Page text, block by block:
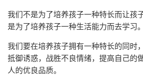
我们不是为了培养孩子一种特长而让孩
是为了培养孩子一种生活能力而去学习。
我们要在培养孩子拥有一种特长的同时
抵御诱惑，战胜不良情绪，提高自己的
人的优良品质。